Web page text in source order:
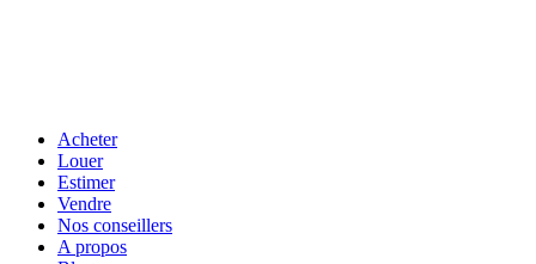
Acheter
Louer
Estimer
Vendre
Nos conseillers
A propos